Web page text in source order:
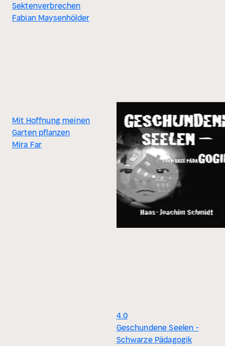
Sektenverbrechen
Fabian Maysenhölder
Mit Hoffnung meinen
Garten pflanzen
Mira Far
4.0
Geschundene Seelen -
Schwarze Pädagogik